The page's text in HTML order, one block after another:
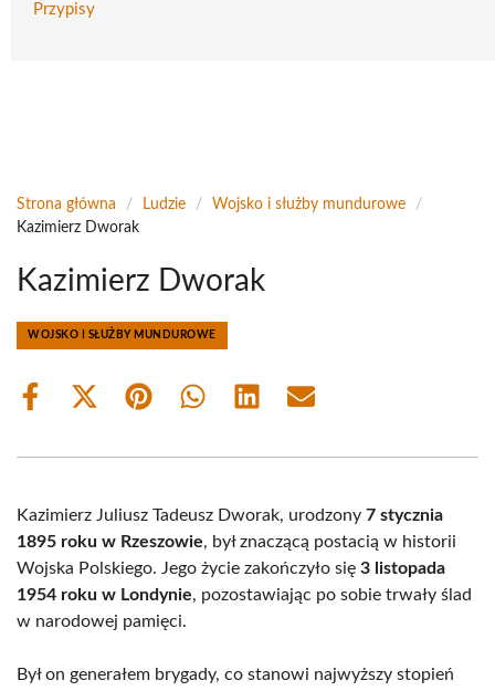
Przypisy
Strona główna / Ludzie / Wojsko i służby mundurowe
/
Kazimierz Dworak
Kazimierz Dworak
WOJSKO I SŁUŻBY MUNDUROWE
Share
Share
(Twitter)
Share Share Share Share
Kazimierz Juliusz Tadeusz Dworak, urodzony 7 stycznia
1895 roku w Rzeszowie, był znaczącą postacią w historii
Wojska Polskiego. Jego życie zakończyło się 3 listopada
1954 roku w Londynie, pozostawiając po sobie trwały ślad
w narodowej pamięci.
Był on generałem brygady, co stanowi najwyższy stopień